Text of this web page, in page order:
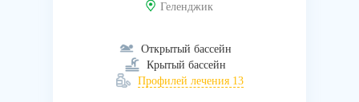
Геленджик
Открытый бассейн
Крытый бассейн
Профилей лечения 13